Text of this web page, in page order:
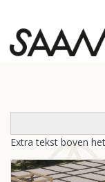
SAAM* is
SAAM* werken
Extra tekst boven